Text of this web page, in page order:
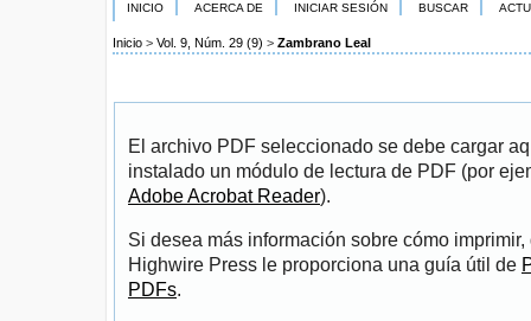
INICIO ACERCA DE INICIAR SESIÓN BUSCAR
Inicio > Vol. 9, Núm. 29 (9) > Zambrano Leal
El archivo PDF seleccionado se debe cargar
instalado un módulo de lectura de PDF (por
Adobe Acrobat Reader).
Si desea más información sobre cómo
Highwire Press le proporciona una guía útil de
PDFs.